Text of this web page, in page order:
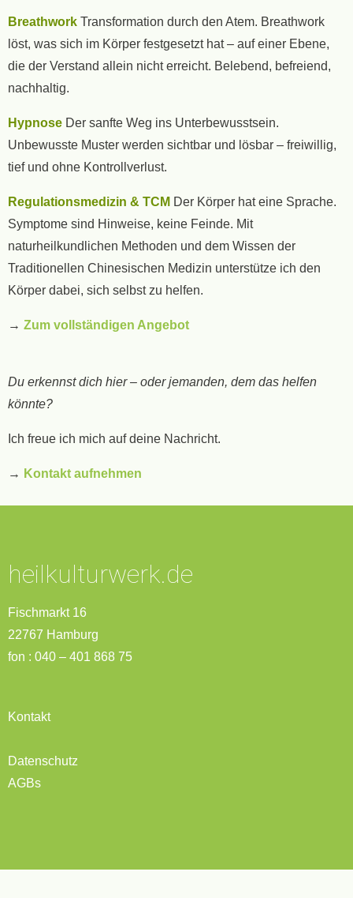
Breathwork Transformation durch den Atem. Breathwork
löst, was sich im Körper festgesetzt hat – auf einer Ebene,
die der Verstand allein nicht erreicht. Belebend, befreiend,
nachhaltig.
Hypnose Der sanfte Weg ins Unterbewusstsein.
Unbewusste Muster werden sichtbar und lösbar – freiwillig,
tief und ohne Kontrollverlust.
Regulationsmedizin & TCM Der Körper hat eine Sprache.
Symptome sind Hinweise, keine Feinde. Mit
naturheilkundlichen Methoden und dem Wissen der
Traditionellen Chinesischen Medizin unterstütze ich den
Körper dabei, sich selbst zu helfen.
→ Zum vollständigen Angebot
Du erkennst dich hier – oder jemanden, dem das helfen
könnte?
Ich freue ich mich auf deine Nachricht.
→ Kontakt aufnehmen
heilkulturwerk.de
Fischmarkt 16
22767 Hamburg
fon : 040 – 401 868 75
Kontakt
Datenschutz
AGBs